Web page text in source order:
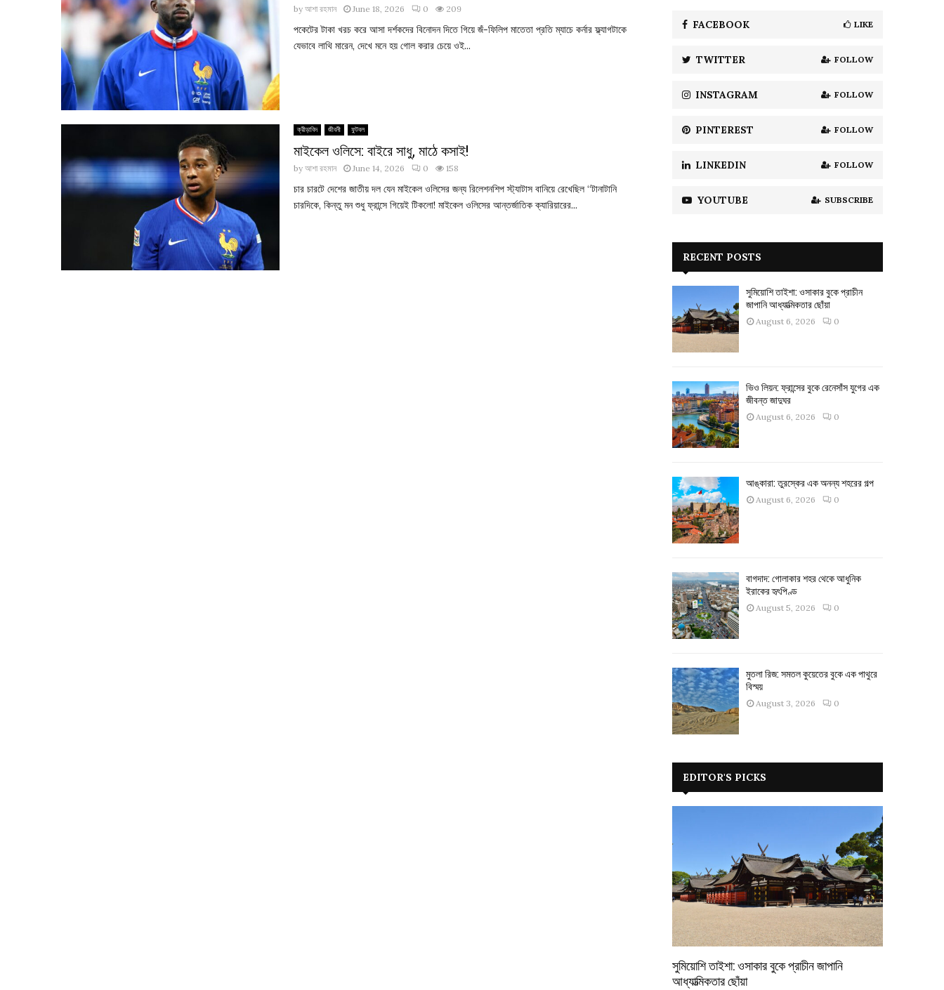
byআশা রহমান June 18, 2026 0 209
পকেটের টাকা খরচ করে আসা দর্শকদের বিনোদন দিতে গিয়ে জঁ-ফিলিপ মাতেতা প্রতি ম্যাচে কর্নার ফ্ল্যাগটাকে
যেভাবে লাথি মারেন, দেখে মনে হয় গোল করার চেয়ে ওই...
ক্রীড়াবিদ জীবনী ফুটবল
মাইকেল ওলিসে: বাইরে সাধু, মাঠে কসাই!
byআশা রহমান June 14, 2026 0 158
চার চারটে দেশের জাতীয় দল যেন মাইকেল ওলিসের জন্য রিলেশনশিপ স্ট্যাটাস বানিয়ে রেখেছিল “টানাটানি
চারদিকে, কিন্তু মন শুধু ফ্রান্সে গিয়েই টিকলো! মাইকেল ওলিসের আন্তর্জাতিক ক্যারিয়ারের...
C
H
FACEBOOK LIKE
TWITTER FOLLOW
INSTAGRAM FOLLOW
PINTEREST FOLLOW
LINKEDIN FOLLOW
YOUTUBE SUBSCRIBE
RECENT POSTS
সুমিয়োশি তাইশা: ওসাকার বুকে প্রাচীন
জাপানি আধ্যাত্মিকতার ছোঁয়া
August 6, 2026 0
ভিও লিয়ন: ফ্রান্সের বুকে রেনেসাঁস যুগের এক
জীবন্ত জাদুঘর
August 6, 2026 0
আঙ্কারা: তুরস্কের এক অনন্য শহরের গল্প
August 6, 2026 0
বাগদাদ: গোলাকার শহর থেকে আধুনিক
ইরাকের হৃৎপিণ্ড
August 5, 2026 0
মুতলা রিজ: সমতল কুয়েতের বুকে এক পাথুরে
বিস্ময়
August 3, 2026 0
EDITOR'S PICKS
সুমিয়োশি তাইশা: ওসাকার বুকে প্রাচীন জাপানি
আধ্যাত্মিকতার ছোঁয়া